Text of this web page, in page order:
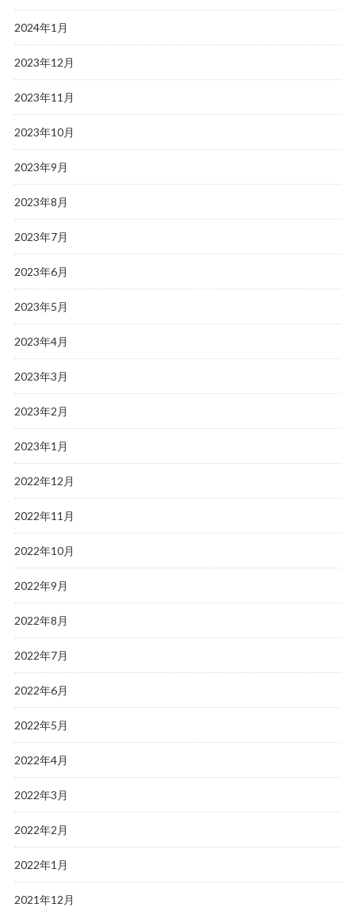
2024年1月
2023年12月
2023年11月
2023年10月
2023年9月
2023年8月
2023年7月
2023年6月
2023年5月
2023年4月
2023年3月
2023年2月
2023年1月
2022年12月
2022年11月
2022年10月
2022年9月
2022年8月
2022年7月
2022年6月
2022年5月
2022年4月
2022年3月
2022年2月
2022年1月
2021年12月